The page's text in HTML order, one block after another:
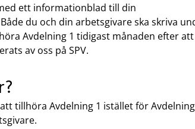
ett informationblad till din
du och din arbetsgivare ska skriva
Avdelning 1 tidigast månaden efter att
av oss på SPV.
tillhöra Avdelning 1 istället för